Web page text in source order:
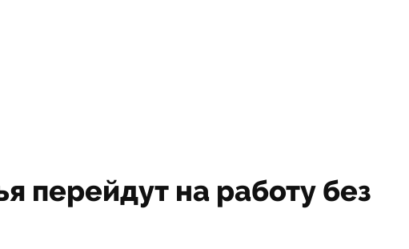
перейдут на работу без